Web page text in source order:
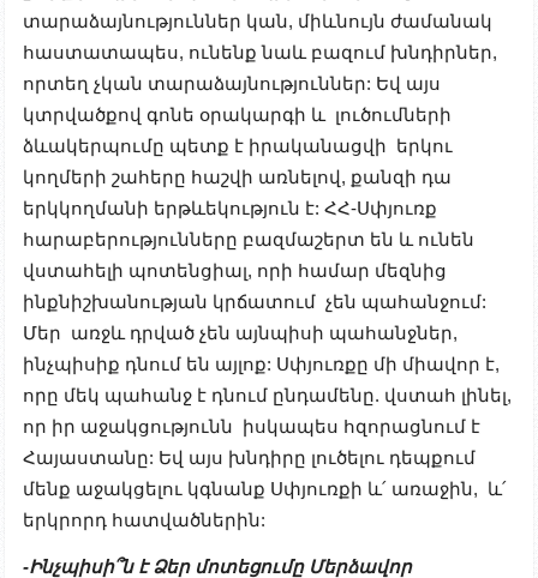
տարաձայնություններ կան, միևնույն ժամանակ
հաստատապես, ունենք նաև բազում խնդիրներ,
որտեղ չկան տարաձայնություններ: Եվ այս
կտրվածքով գոնե օրակարգի և լուծումների
ձևակերպումը պետք է իրականացվի երկու
կողմերի շահերը հաշվի առնելով, քանզի դա
երկկողմանի երթևեկություն է: ՀՀ-Սփյուռք
հարաբերությունները բազմաշերտ են և ունեն
վստահելի պոտենցիալ, որի համար մեզնից
ինքնիշխանության կրճատում չեն պահանջում:
Մեր առջև դրված չեն այնպիսի պահանջներ,
ինչպիսիք դնում են այլոք: Սփյուռքը մի միավոր է,
որը մեկ պահանջ է դնում ընդամենը. վստահ լինել,
որ իր աջակցությունն իսկապես հզորացնում է
Հայաստանը: Եվ այս խնդիրը լուծելու դեպքում
մենք աջակցելու կգնանք Սփյուռքի և՛ առաջին, և՛
երկրորդ հատվածներին:
-Ինչպիսի՞ն է Ձեր մոտեցումը Մերձավոր